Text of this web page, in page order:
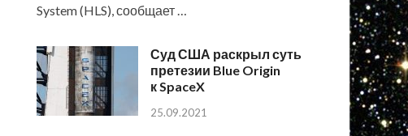
System (HLS), сообщает …
Суд США раскрыл суть
претезии Blue Origin
к SpaceX
25.09.2021